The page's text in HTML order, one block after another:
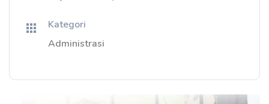
Kategori
Administrasi